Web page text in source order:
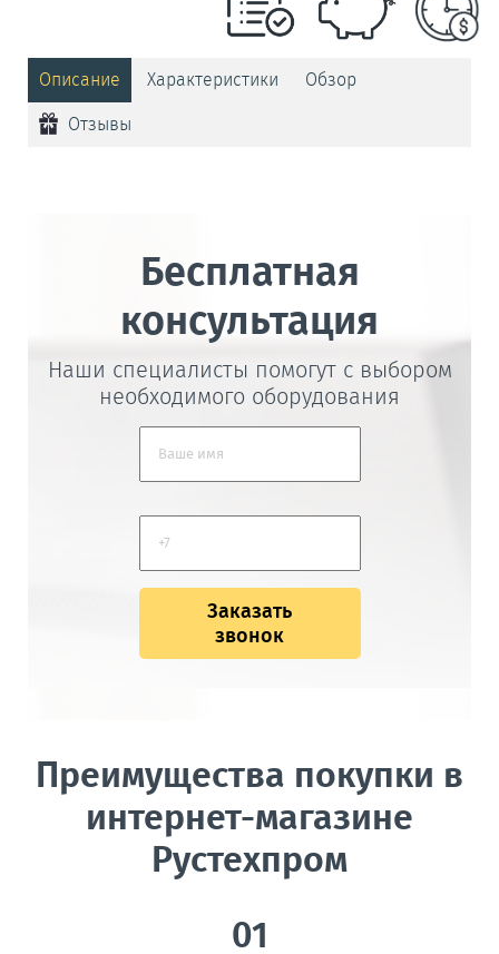
Описание Характеристики Обзор
Отзывы
Бесплатная
консультация
Наши специалисты помогут с выбором
необходимого оборудования
Заказать
звонок
Преимущества покупки в
интернет-магазине
Рустехпром
01